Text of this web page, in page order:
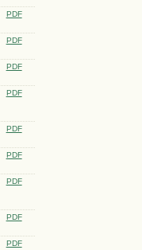
PDF
PDF
PDF
PDF
PDF
PDF
PDF
PDF
PDF